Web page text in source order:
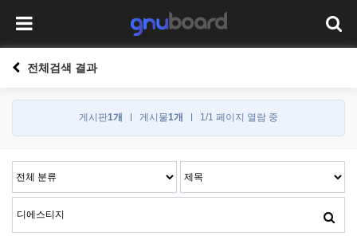
전체검색 결과
게시판1개 게시물1개 1/1 페이지 열람 중